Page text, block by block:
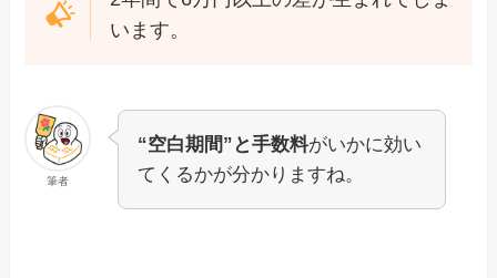
います。
筆者
“空白期間”と手数料がいかに効い
てくるかが分かりますね。